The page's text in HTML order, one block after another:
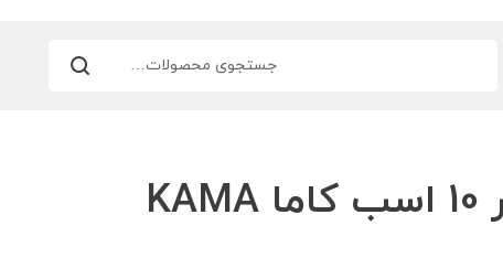
کولتیواتور تیلر 10 اسب کاما KAMA